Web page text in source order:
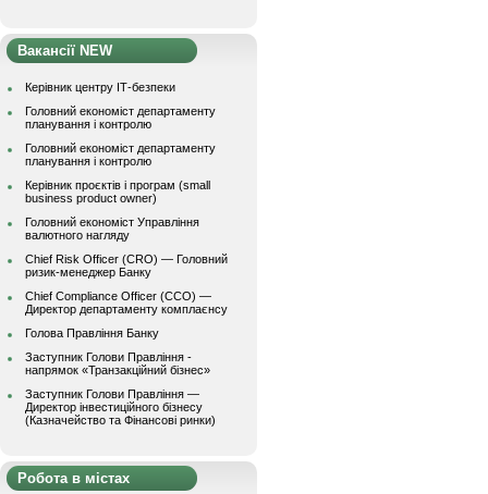
Вакансії NEW
Керівник центру ІТ-безпеки
Головний економіст департаменту
планування і контролю
Головний економіст департаменту
планування і контролю
Керівник проєктів і програм (small
business product owner)
Головний економіст Управління
валютного нагляду
Chief Risk Officer (CRO) — Головний
ризик-менеджер Банку
Chief Compliance Officer (CCO) —
Директор департаменту комплаєнсу
Голова Правління Банку
Заступник Голови Правління -
напрямок «Транзакційний бізнес»
Заступник Голови Правління —
Директор інвестиційного бізнесу
(Казначейство та Фінансові ринки)
Робота в містах